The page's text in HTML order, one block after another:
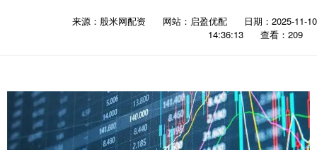
来源：股米网配资 网站：启盈优配
日期：2025-11-10
14:36:13
查看：209